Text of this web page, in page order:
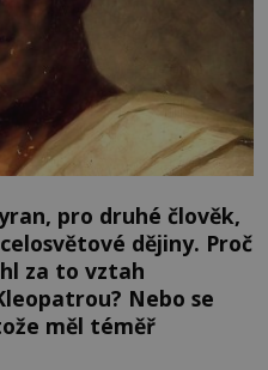
pro druhé člověk,
dějiny. Proč
za to vztah
Nebo se
měl téměř